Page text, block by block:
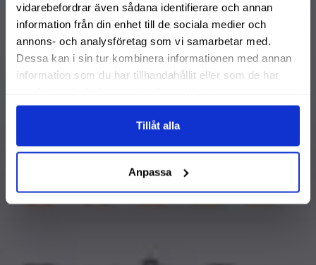
vidarebefordrar även sådana identifierare och annan
information från din enhet till de sociala medier och
annons- och analysföretag som vi samarbetar med.
Dessa kan i sin tur kombinera informationen med annan
information som du har tillhandahållit eller som de har
Tillåt alla
Anpassa